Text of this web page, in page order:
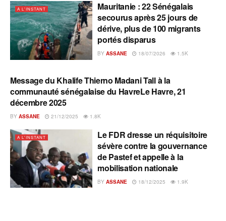
A L'INSTANT
Mauritanie : 22 Sénégalais
secourus après 25 jours de
dérive, plus de 100 migrants
portés disparus
BY ASSANE 18/07/2026 1.5K
A L'INSTANT
Message du Khalife Thierno Madani Tall à la
communauté sénégalaise du HavreLe Havre, 21
décembre 2025
BY ASSANE 21/12/2025 1.8K
A L'INSTANT
Le FDR dresse un réquisitoire
sévère contre la gouvernance
de Pastef et appelle à la
mobilisation nationale
BY ASSANE 18/12/2025 1.9K